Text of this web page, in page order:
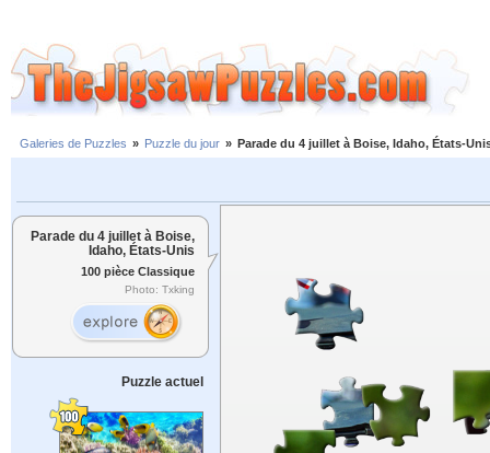
Galeries de Puzzles » Puzzle du jour » Parade du 4 juillet à Boise, Idaho, États-
Parade du 4 juillet à Boise,
Idaho, États-Unis
100 pièce Classique
Photo: Txking
Puzzle actuel